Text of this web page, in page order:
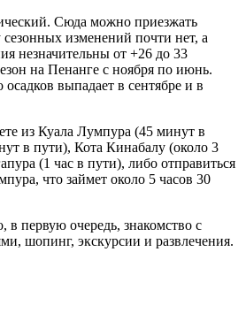
Сюда можно приезжать
изменений почти нет, а
незначительны от +26 до 33
на Пенанге с ноября по июнь.
выпадает в сентябре и в
из Куала Лумпура (45 минут в
в пути), Кота Кинабалу (около 3
(1 час в пути), либо отправиться
что займет около 5 часов 30
в первую очередь, знакомство с
шопинг, экскурсии и развлечения.